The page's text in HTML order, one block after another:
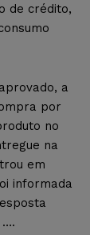
de crédito,
a
por
no
na
em
informada
….